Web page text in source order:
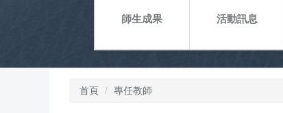
師生成果 活動訊息
首頁 專任教師